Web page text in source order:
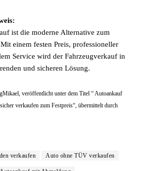
ist die moderne Alternative zum
einem festen Preis, professioneller
Service wird der Fahrzeugverkauf in
und sicheren Lösung.
veröffentlicht unter dem Titel “ Autoankauf
verkaufen zum Festpreis“, übermittelt durch
verkaufen Auto ohne TÜV verkaufen